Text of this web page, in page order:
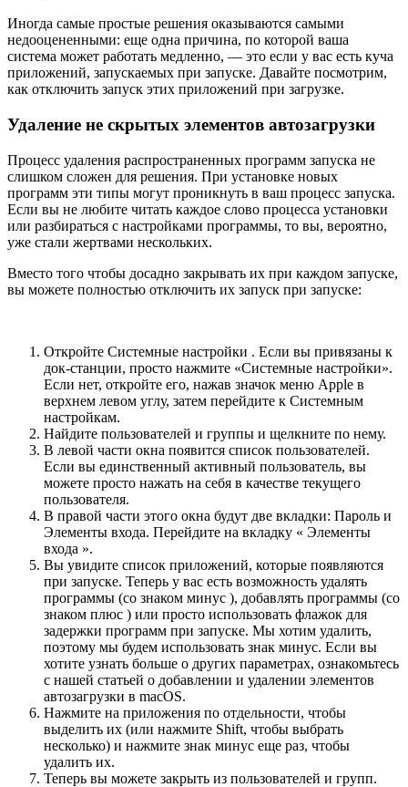
Иногда самые простые решения оказываются самыми
недооцененными: еще одна причина, по которой ваша
система может работать медленно, — это если у вас есть куча
приложений, запускаемых при запуске. Давайте посмотрим,
как отключить запуск этих приложений при загрузке.
Удаление не скрытых элементов автозагрузки
Процесс удаления распространенных программ запуска не
слишком сложен для решения. При установке новых
программ эти типы могут проникнуть в ваш процесс запуска.
Если вы не любите читать каждое слово процесса установки
или разбираться с настройками программы, то вы, вероятно,
уже стали жертвами нескольких.
Вместо того чтобы досадно закрывать их при каждом запуске,
вы можете полностью отключить их запуск при запуске:
Откройте Системные настройки . Если вы привязаны к
док-станции, просто нажмите «Системные настройки».
Если нет, откройте его, нажав значок меню Apple в
верхнем левом углу, затем перейдите к Системным
настройкам.
Найдите пользователей и группы и щелкните по нему.
В левой части окна появится список пользователей.
Если вы единственный активный пользователь, вы
можете просто нажать на себя в качестве текущего
пользователя.
В правой части этого окна будут две вкладки: Пароль и
Элементы входа. Перейдите на вкладку « Элементы
входа ».
Вы увидите список приложений, которые появляются
при запуске. Теперь у вас есть возможность удалять
программы (со знаком минус ), добавлять программы (со
знаком плюс ) или просто использовать флажок для
задержки программ при запуске. Мы хотим удалить,
поэтому мы будем использовать знак минус. Если вы
хотите узнать больше о других параметрах, ознакомьтесь
с нашей статьей о добавлении и удалении элементов
автозагрузки в macOS.
Нажмите на приложения по отдельности, чтобы
выделить их (или нажмите Shift, чтобы выбрать
несколько) и нажмите знак минус еще раз, чтобы
удалить их.
Теперь вы можете закрыть из пользователей и групп.